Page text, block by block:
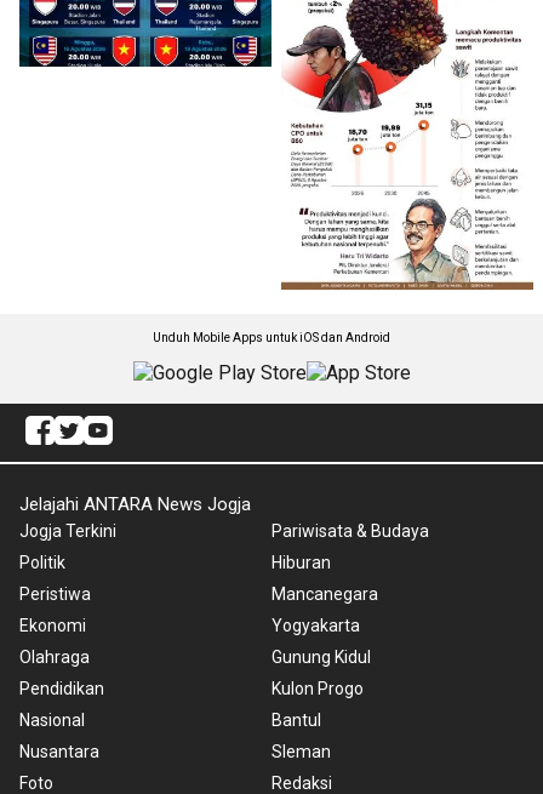
Unduh Mobile Apps untuk iOS dan Android
Jelajahi ANTARA News Jogja
Jogja Terkini
Politik
Peristiwa
Ekonomi
Olahraga
Pendidikan
Nasional
Nusantara
Foto
Pariwisata & Budaya
Hiburan
Mancanegara
Yogyakarta
Gunung Kidul
Kulon Progo
Bantul
Sleman
Redaksi